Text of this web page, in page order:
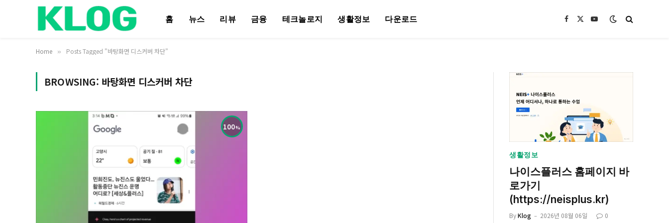
홈 뉴스 리뷰 금융 테크놀로지 생활정보 다운로드 Facebook
X
YouTube
Home » Posts Tagged "바탕화면 디스커버 차단"
BROWSING: 바탕화면 디스커버 차단
100
생활정보
나이스플러스 홈페이지 바
로가기
(https://neisplus.kr)
ByKlog 2026년 08월 06일 0